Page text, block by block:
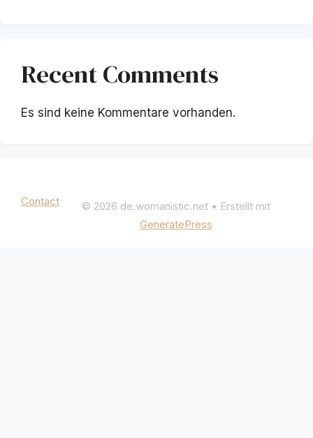
Recent Comments
Es sind keine Kommentare vorhanden.
Contact © 2026 de.womanistic.net• Erstellt mit
GeneratePress